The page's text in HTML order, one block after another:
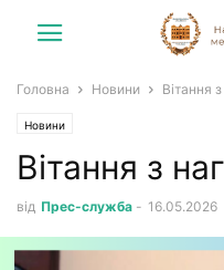
Головна Новини Вітання
Новини
Вітання з
від Прес-служба - 16.05.2026